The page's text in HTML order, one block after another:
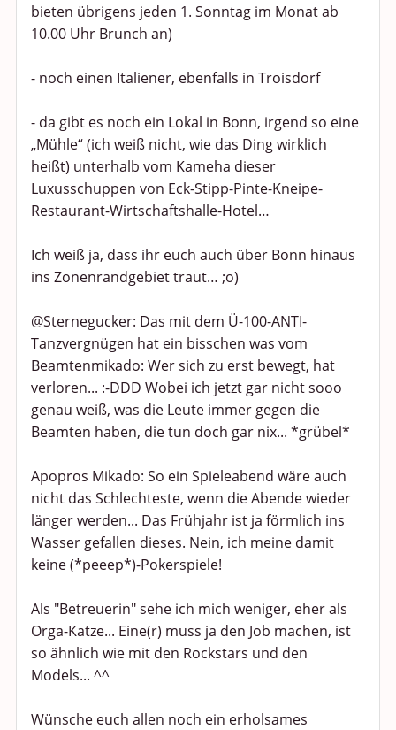
bieten übrigens jeden 1. Sonntag im Monat ab
10.00 Uhr Brunch an)
- noch einen Italiener, ebenfalls in Troisdorf
- da gibt es noch ein Lokal in Bonn, irgend so eine
„Mühle“ (ich weiß nicht, wie das Ding wirklich
heißt) unterhalb vom Kameha dieser
Luxusschuppen von Eck-Stipp-Pinte-Kneipe-
Restaurant-Wirtschaftshalle-Hotel…
Ich weiß ja, dass ihr euch auch über Bonn hinaus
ins Zonenrandgebiet traut… ;o)
@Sternegucker: Das mit dem Ü-100-ANTI-
Tanzvergnügen hat ein bisschen was vom
Beamtenmikado: Wer sich zu erst bewegt, hat
verloren... :-DDD Wobei ich jetzt gar nicht sooo
genau weiß, was die Leute immer gegen die
Beamten haben, die tun doch gar nix... *grübel*
Apopros Mikado: So ein Spieleabend wäre auch
nicht das Schlechteste, wenn die Abende wieder
länger werden... Das Frühjahr ist ja förmlich ins
Wasser gefallen dieses. Nein, ich meine damit
keine (*peeep*)-Pokerspiele!
Als "Betreuerin" sehe ich mich weniger, eher als
Orga-Katze... Eine(r) muss ja den Job machen, ist
so ähnlich wie mit den Rockstars und den
Models... ^^
Wünsche euch allen noch ein erholsames